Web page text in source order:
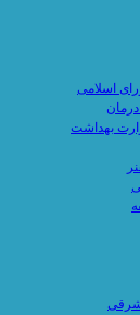
اسلامی
بهداشت
شرقی